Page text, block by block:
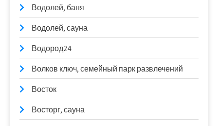
Водолей, баня
Водолей, сауна
Водород24
Волков ключ, семейный парк развлечений
Восток
Восторг, сауна